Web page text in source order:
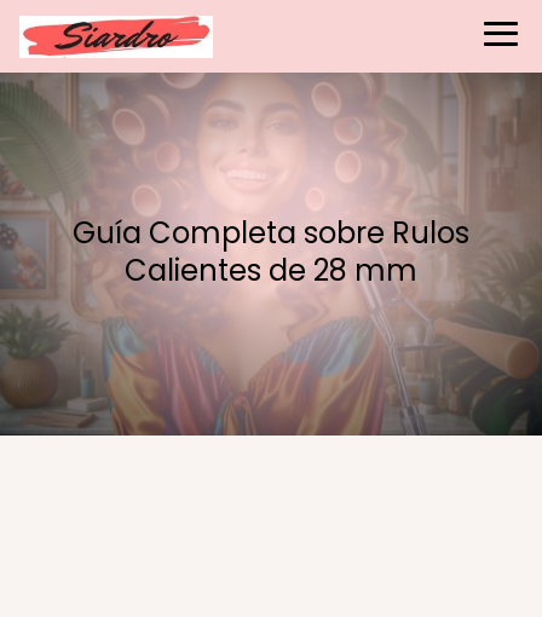
Guía Completa sobre Rulos
Calientes de 28 mm